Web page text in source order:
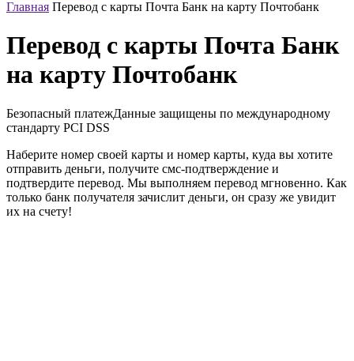
Главная Перевод с карты Почта Банк на карту Почтобанк
Перевод с карты Почта Банк
на карту Почтобанк
Безопасный платежДанные защищены по международному
стандарту PCI DSS
Наберите номер своей карты и номер карты, куда вы хотите
отправить деньги, получите смс-подтверждение и
подтвердите перевод. Мы выполняем перевод мгновенно. Как
только банк получателя зачислит деньги, он сразу же увидит
их на счету!